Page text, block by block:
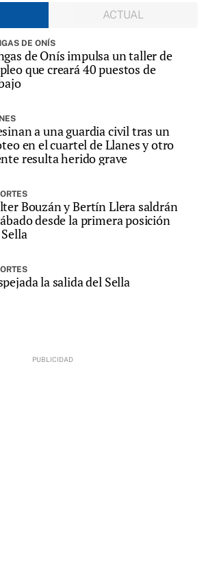
ACTUAL
DE ONÍS
de Onís impulsa un taller de
que creará 40 puestos de
a una guardia civil tras un
en el cuartel de Llanes y otro
resulta herido grave
Bouzán y Bertín Llera saldrán
desde la primera posición
la salida del Sella